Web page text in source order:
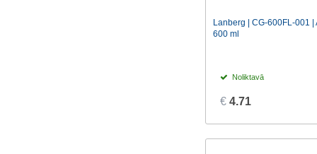
Lanberg | CG-600FL-001 |
600 ml
Noliktavā
€ 4.71